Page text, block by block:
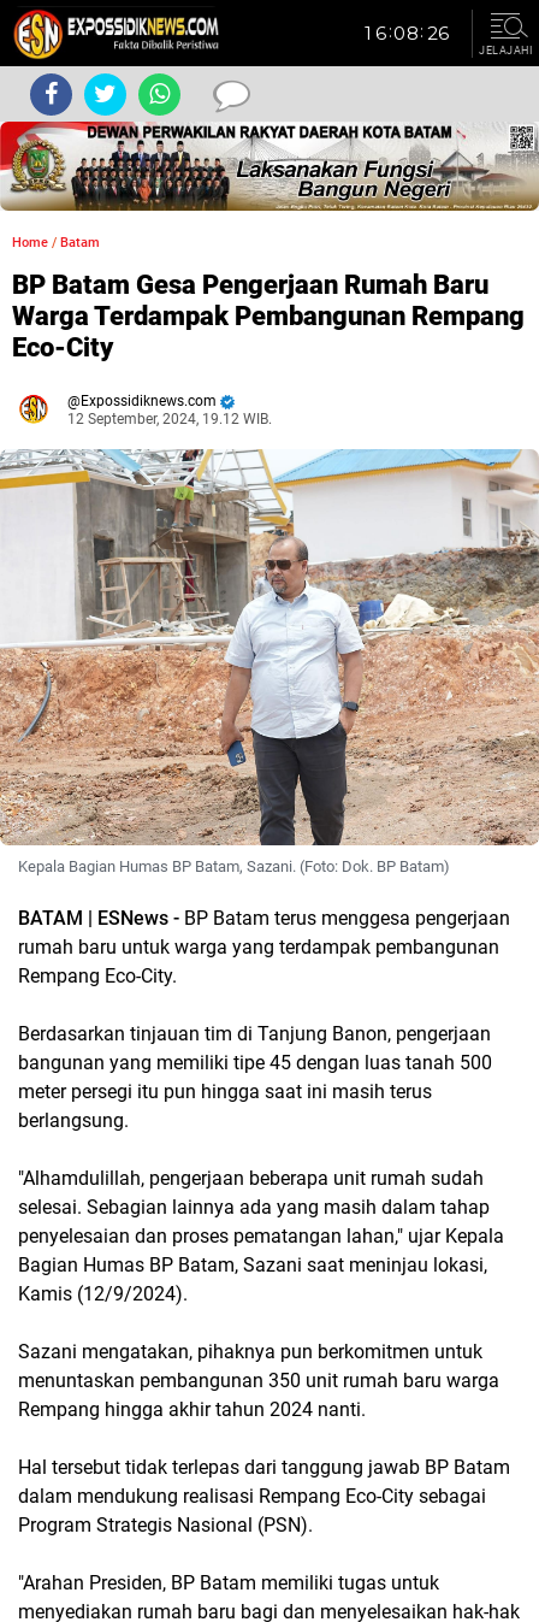
JELAJAHI
Home / Batam
BP Batam Gesa Pengerjaan Rumah Baru
Warga Terdampak Pembangunan Rempang
Eco-City
Expossidiknews.com
12 September, 2024, 19.12 WIB.
Kepala Bagian Humas BP Batam, Sazani. (Foto: Dok. BP Batam)
BATAM | ESNews - BP Batam terus menggesa pengerjaan
rumah baru untuk warga yang terdampak pembangunan
Rempang Eco-City.
Berdasarkan tinjauan tim di Tanjung Banon, pengerjaan
bangunan yang memiliki tipe 45 dengan luas tanah 500
meter persegi itu pun hingga saat ini masih terus
berlangsung.
"Alhamdulillah, pengerjaan beberapa unit rumah sudah
selesai. Sebagian lainnya ada yang masih dalam tahap
penyelesaian dan proses pematangan lahan," ujar Kepala
Bagian Humas BP Batam, Sazani saat meninjau lokasi,
Kamis (12/9/2024).
Sazani mengatakan, pihaknya pun berkomitmen untuk
menuntaskan pembangunan 350 unit rumah baru warga
Rempang hingga akhir tahun 2024 nanti.
Hal tersebut tidak terlepas dari tanggung jawab BP Batam
dalam mendukung realisasi Rempang Eco-City sebagai
Program Strategis Nasional (PSN).
"Arahan Presiden, BP Batam memiliki tugas untuk
menyediakan rumah baru bagi dan menyelesaikan hak-hak